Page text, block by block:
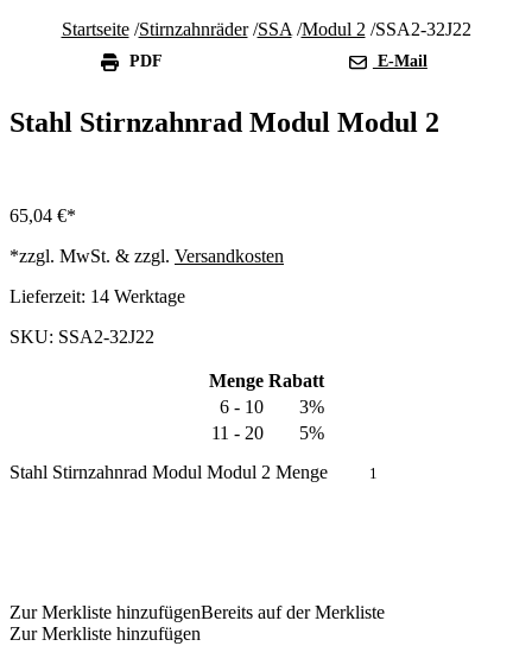
Startseite/Stirnzahnräder/SSA /Modul 2 /SSA2-32J22
PDF E-Mail
Stahl Stirnzahnrad Modul Modul 2
65,04 €
*zzgl. MwSt. & zzgl. Versandkosten
Lieferzeit: 14 Werktage
SKU: SSA2-32J22
Menge Rabatt
6 - 10
3%
11 - 20
5%
Stahl Stirnzahnrad Modul Modul 2 Menge
Zur Merkliste hinzufügenBereits auf der Merkliste
Zur Merkliste hinzufügen